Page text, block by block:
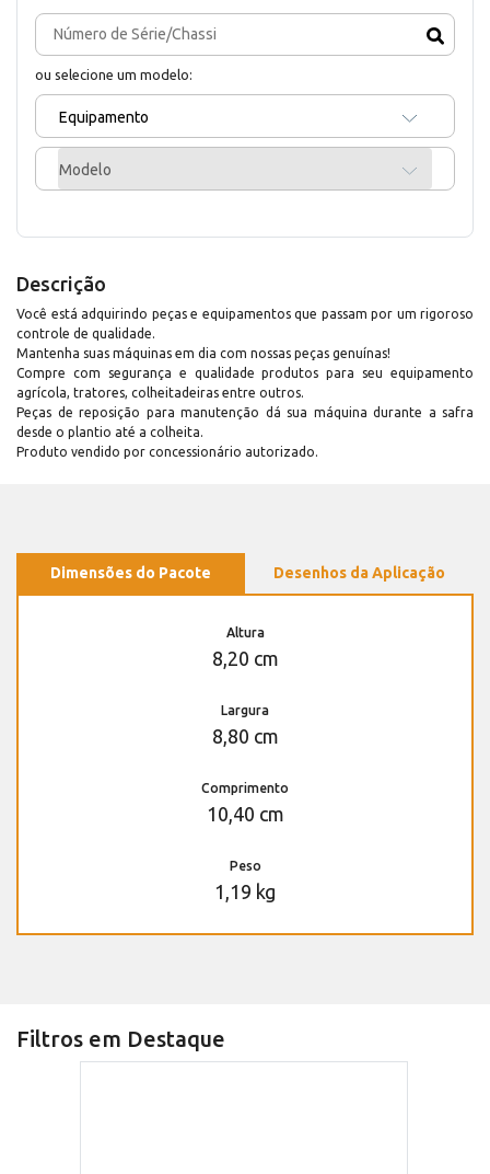
ou selecione um modelo:
Equipamento
Modelo
Descrição
Você está adquirindo peças e equipamentos que passam por um rigoroso
controle de qualidade.
Mantenha suas máquinas em dia com nossas peças genuínas!
Compre com segurança e qualidade produtos para seu equipamento
agrícola, tratores, colheitadeiras entre outros.
Peças de reposição para manutenção dá sua máquina durante a safra
desde o plantio até a colheita.
Produto vendido por concessionário autorizado.
Dimensões do Pacote Desenhos da Aplicação
Altura
8,20 cm
Largura
8,80 cm
Comprimento
10,40 cm
Peso
1,19 kg
Filtros em Destaque